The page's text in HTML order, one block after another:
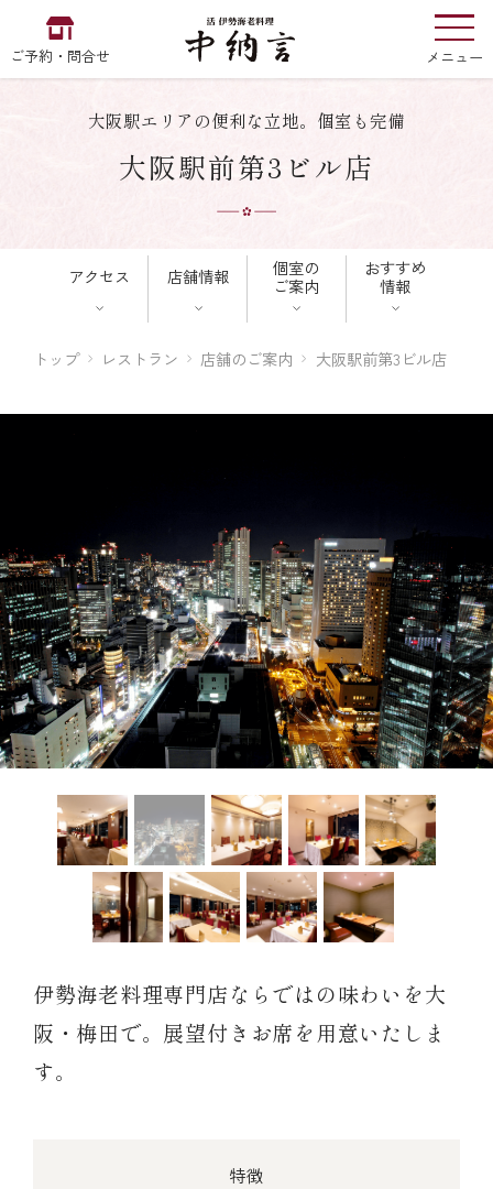
ご予約・問合せ メニュー
中納言の お食い初め
EN 中文 한국어
中納言の伊勢海老
ご結婚式 1.5次会・
二次会
オンライン通販
(造り/焼物/蒸し/ボイル伊勢海老)
(ごちそう重/誕生日重/還暦重/お食い初め重)
(生おせち/おせち冷凍)
弁当宅配・仕出し
製薬会社・MR
企業情報
採用情報
ご意見・お問合せ
大阪駅エリアの便利な立地。個室も完備
大阪駅前第3ビル店
アクセス 店舗情報
個室の
ご案内
おすすめ
情報
トップ レストラン 店舗のご案内 大阪駅前第3ビル店
伊勢海老料理専門店ならではの味わいを大
阪・梅田で。展望付きお席を用意いたしま
す。
特徴